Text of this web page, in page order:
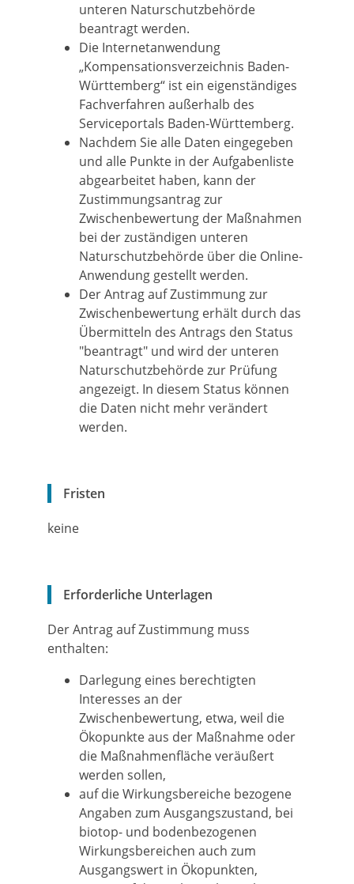
unteren Naturschutzbehörde
beantragt werden.
Die Internetanwendung
„Kompensationsverzeichnis Baden-
Württemberg“ ist ein eigenständiges
Fachverfahren außerhalb des
Serviceportals Baden-Württemberg.
Nachdem Sie alle Daten eingegeben
und alle Punkte in der Aufgabenliste
abgearbeitet haben, kann der
Zustimmungsantrag zur
Zwischenbewertung der Maßnahmen
bei der zuständigen unteren
Naturschutzbehörde über die Online-
Anwendung gestellt werden.
Der Antrag auf Zustimmung zur
Zwischenbewertung erhält durch das
Übermitteln des Antrags den Status
"beantragt" und wird der unteren
Naturschutzbehörde zur Prüfung
angezeigt. In diesem Status können
die Daten nicht mehr verändert
werden.
Fristen
keine
Erforderliche Unterlagen
Der Antrag auf Zustimmung muss
enthalten:
Darlegung eines berechtigten
Interesses an der
Zwischenbewertung, etwa, weil die
Ökopunkte aus der Maßnahme oder
die Maßnahmenfläche veräußert
werden sollen,
auf die Wirkungsbereiche bezogene
Angaben zum Ausgangszustand, bei
biotop- und bodenbezogenen
Wirkungsbereichen auch zum
Ausgangswert in Ökopunkten,